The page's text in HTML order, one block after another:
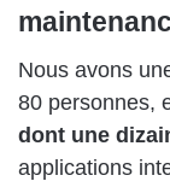
Nous avons
80 personnes,
dont une
applications